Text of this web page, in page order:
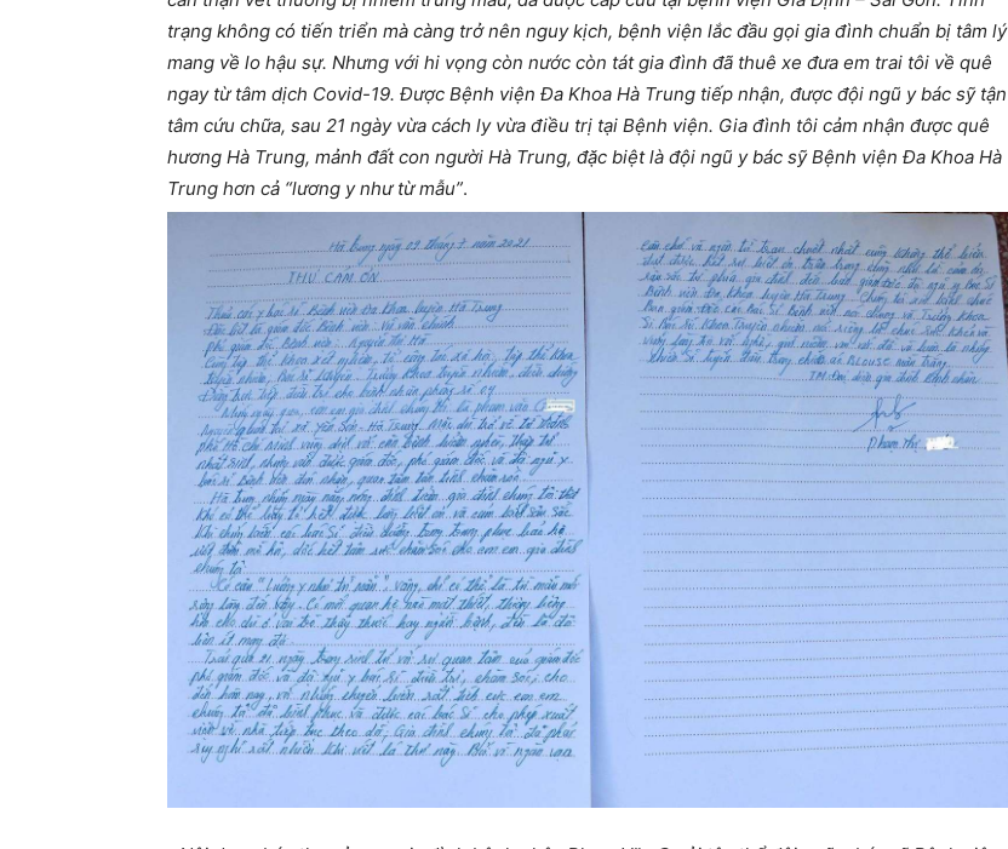
trạng không có tiến triển mà càng trở nên nguy kịch, bệnh viện lắc đầu gọi gia đình chuẩn bị tâm lý
mang về lo hậu sự. Nhưng với hi vọng còn nước còn tát gia đình đã thuê xe đưa em trai tôi về quê
ngay từ tâm dịch Covid-19. Được Bệnh viện Đa Khoa Hà Trung tiếp nhận, được đội ngũ y bác sỹ tận
tâm cứu chữa, sau 21 ngày vừa cách ly vừa điều trị tại Bệnh viện. Gia đình tôi cảm nhận được quê
hương Hà Trung, mảnh đất con người Hà Trung, đặc biệt là đội ngũ y bác sỹ Bệnh viện Đa Khoa Hà
Trung hơn cả “lương y như từ mẫu”.